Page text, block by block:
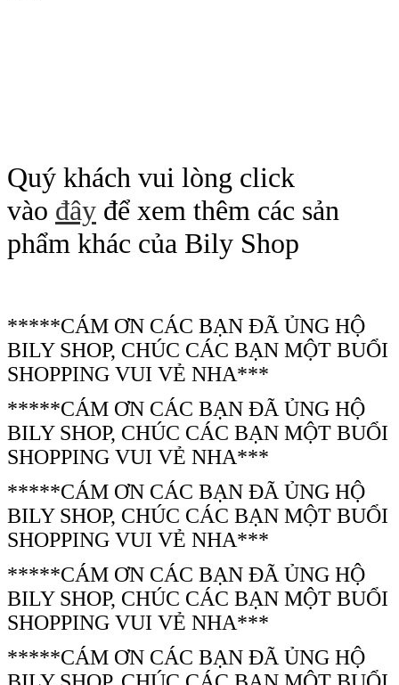
Quý khách vui lòng click
vào đây để xem thêm các sản
phẩm khác của Bily Shop
*****CÁM ƠN CÁC BẠN ĐÃ ỦNG HỘ
BILY SHOP, CHÚC CÁC BẠN MỘT BUỔI
SHOPPING VUI VẺ NHA***
*****CÁM ƠN CÁC BẠN ĐÃ ỦNG HỘ
BILY SHOP, CHÚC CÁC BẠN MỘT BUỔI
SHOPPING VUI VẺ NHA***
*****CÁM ƠN CÁC BẠN ĐÃ ỦNG HỘ
BILY SHOP, CHÚC CÁC BẠN MỘT BUỔI
SHOPPING VUI VẺ NHA***
*****CÁM ƠN CÁC BẠN ĐÃ ỦNG HỘ
BILY SHOP, CHÚC CÁC BẠN MỘT BUỔI
SHOPPING VUI VẺ NHA***
*****CÁM ƠN CÁC BẠN ĐÃ ỦNG HỘ